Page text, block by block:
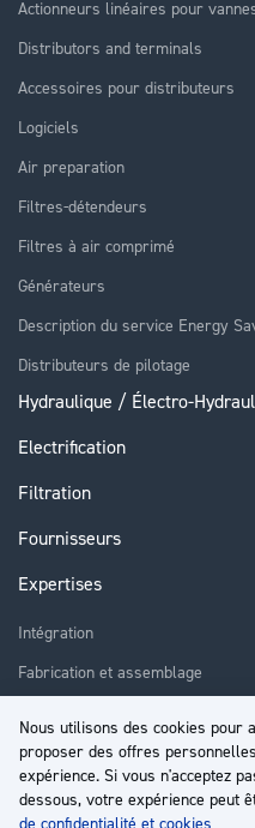
Nous utilisons des cookies pour
proposer des offres
expérience. Si vous n'acceptez
dessous, votre expérience peut
de confidentialité et cookies
Actionneurs linéaires pour
Distributors and terminals
Accessoires pour distributeurs
Logiciels
Air preparation
Filtres-détendeurs
Filtres à air comprimé
Générateurs
Description du service Energy
Distributeurs de pilotage
Hydraulique / Électro-
Electrification
Filtration
Fournisseurs
Expertises
Intégration
Fabrication et assemblage
Réparation
Formation